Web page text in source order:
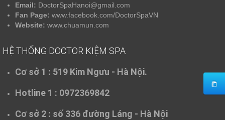
Email: DoctorSpaHanoi@gmail.com
Fan Page: www.facebook.com/DoctorSpaVN
Website: www.chuamun.com
HỆ THỐNG DOCTOR KIỆM SPA
Cơ sở 1 : 519 Kim Ngưu - Hà Nội.
Hotline 1 : 0972369842
Cơ sở 2 : số 336 đường Láng - Hà Nội